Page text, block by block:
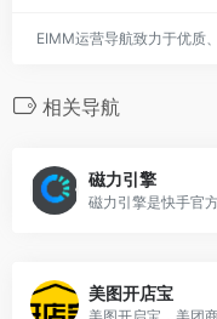
EIMM运营导航致力于优质
相关导航
磁力引擎
美图开店宝